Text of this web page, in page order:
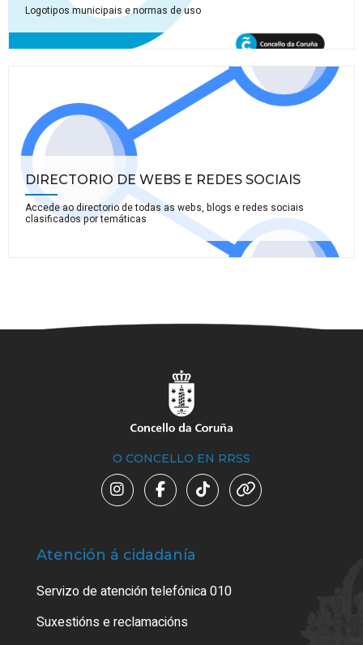
Logotipos municipais e normas de uso
DIRECTORIO DE WEBS E REDES SOCIAIS
Accede ao directorio de todas as webs, blogs e redes sociais
clasificados por temáticas
O CONCELLO EN RRSS
Atención á cidadanía
Servizo de atención telefónica 010
Suxestións e reclamacións